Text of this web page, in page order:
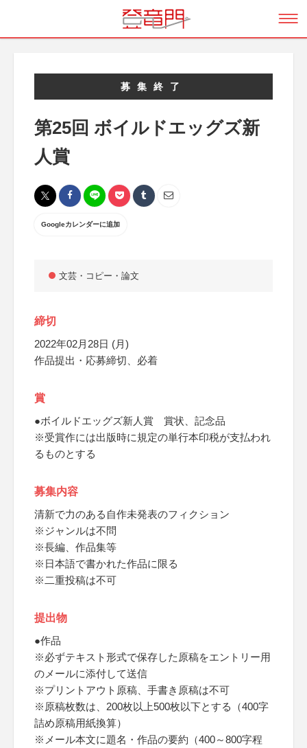
募集終了
第25回 ボイルドエッグズ新
人賞
Googleカレンダーに追加
文芸・コピー・論文
締切
2022年02月28日 (月)
作品提出・応募締切、必着
賞
●ボイルドエッグズ新人賞 賞状、記念品
※受賞作には出版時に規定の単行本印税が支払われ
るものとする
募集内容
清新で力のある自作未発表のフィクション
※ジャンルは不問
※長編、作品集等
※日本語で書かれた作品に限る
※二重投稿は不可
提出物
●作品
※必ずテキスト形式で保存した原稿をエントリー用
のメールに添付して送信
※プリントアウト原稿、手書き原稿は不可
※原稿枚数は、200枚以上500枚以下とする（400字
詰め原稿用紙換算）
※メール本文に題名・作品の要約（400～800字程